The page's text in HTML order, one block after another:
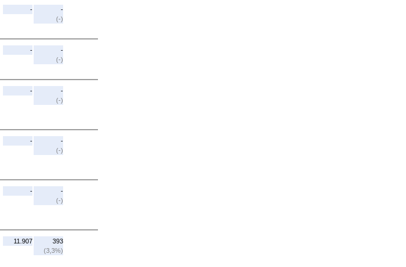
-
-
(-)
-
-
(-)
-
-
(-)
-
-
(-)
-
-
(-)
11.907
393
(3,3%)